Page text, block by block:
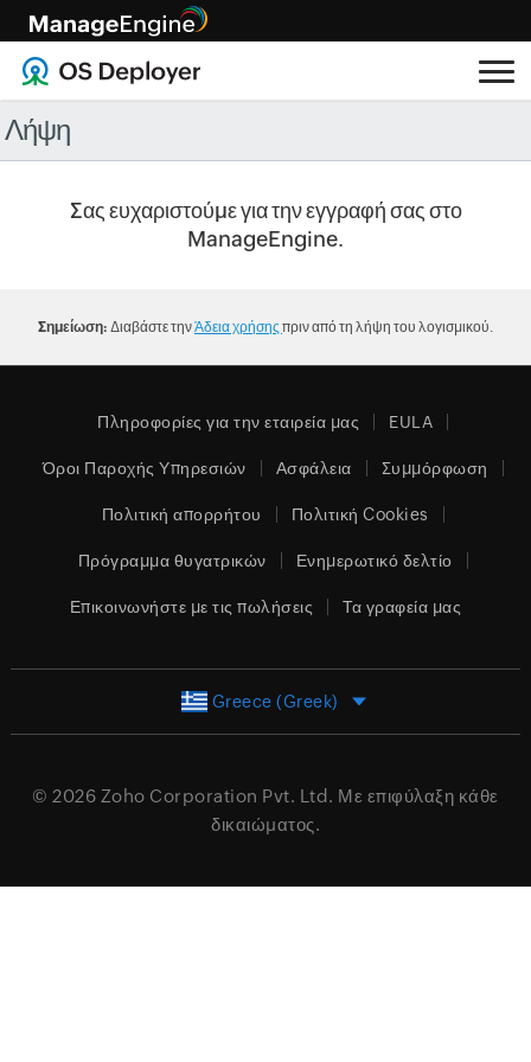
Λήψη
Σας ευχαριστούμε για την εγγραφή σας στο
ManageEngine.
Σημείωση: Διαβάστε τηνΆδεια χρήσης πριν από τη λήψη του λογισμικού.
Πληροφορίες για την εταιρεία μας EULA
Όροι Παροχής Υπηρεσιών Ασφάλεια Συμμόρφωση
Πολιτική απορρήτου Πολιτική Cookies
Πρόγραμμα θυγατρικών Ενημερωτικό δελτίο
Επικοινωνήστε με τις πωλήσεις Τα γραφεία μας
Greece (Greek)
© 2026 Zoho Corporation Pvt. Ltd. Με επιφύλαξη κάθε
δικαιώματος.